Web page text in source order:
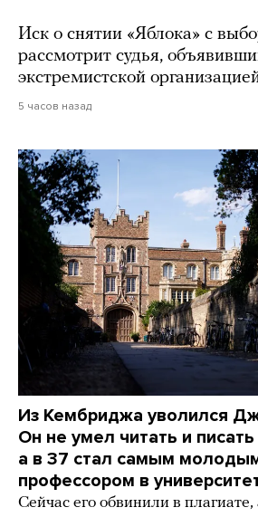
Иск о снятии «Яблока» с
рассмотрит судья,
экстремистской
5 часов назад
Из Кембриджа уволился
Он не умел читать и писать
а в 37 стал самым
профессором в
Сейчас его обвинили в